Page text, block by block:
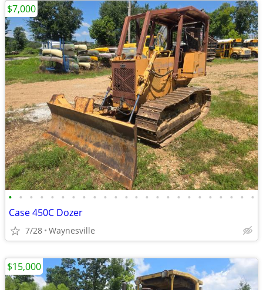
• • • • • • • • • • • • • • • • • • • • • • • •
Case 450C Dozer
7/28 Waynesville
$7,000
$15,000